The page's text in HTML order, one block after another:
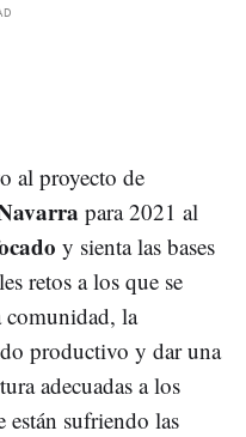
al proyecto de
para 2021 al
y sienta las bases
retos a los que se
comunidad, la
productivo y dar una
adecuadas a los
están sufriendo las